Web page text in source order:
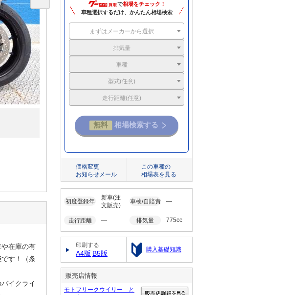
在庫の有
す！（条
イクライ
で相場をチェック！
車種選択するだけ、かんたん相場検索
まずはメーカーから選択
排気量
車種
型式(任意)
走行距離(任意)
価格変更
お知らせメール
この車種の
相場表を見る
初度登録年
新車(注
文販売)
車検/自賠責 ―
走行距離 ― 排気量 775cc
印刷する
A4版 B5版 購入基礎知識
販売店情報
モトフリークウイリー と